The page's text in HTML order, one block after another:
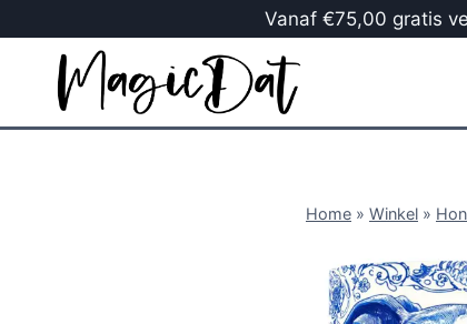
Vanaf €75,00 gratis
Home » Winkel »